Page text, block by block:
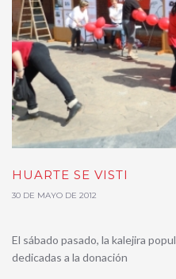
HUARTE SE VISTI
30 DE MAYO DE 2012
El sábado pasado, la kalejira
dedicadas a la donación